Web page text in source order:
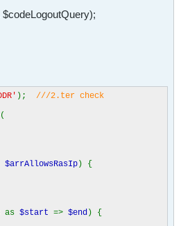
); ///2.ter check
$arrAllowsRasIp) {
as $start => $end ) {